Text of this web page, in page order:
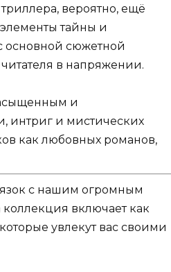
вероятно, ещё
тайны и
основной сюжетной
в напряжении.
и
интриг и мистических
как любовных романов,
с нашим огромным
включает как
увлекут вас своими